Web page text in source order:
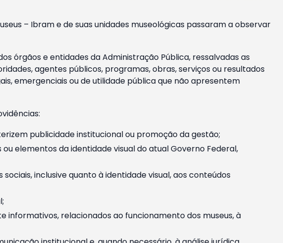
– Ibram e de suas unidades museológicas passaram a observar
órgãos e entidades da Administração Pública, ressalvadas as
agentes públicos, programas, obras, serviços ou resultados
emergenciais ou de utilidade pública que não apresentem
publicidade institucional ou promoção da gestão;
elementos da identidade visual do atual Governo Federal,
inclusive quanto à identidade visual, aos conteúdos
informativos, relacionados ao funcionamento dos museus, à